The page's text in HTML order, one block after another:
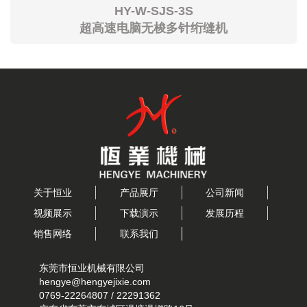
HY-W-SJS-3S
超高速电脑无梭多针绗缝机
关于恒业 产品展厅
公司新闻
视频展示
下载演示
发展历程
销售网络
联系我们
东莞市恒业机械有限公司
hengye@hengyejixie.com
0769-22264807 / 22291362